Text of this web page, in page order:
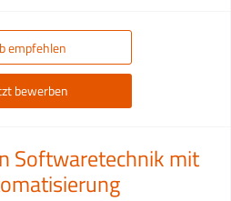
empfehlen
bewerben
Softwaretechnik mit